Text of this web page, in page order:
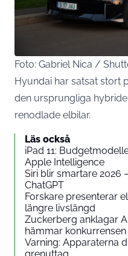
Foto: Gabriel Nica /
Hyundai har satsat stort
den ursprungliga
renodlade elbilar.
Läs också
iPad 11:
Apple Intelligence
Siri blir smartare 2026
ChatGPT
Forskare presenterar
längre livslängd
Zuckerberg anklagar
hämmar konkurrensen
Varning: Apparaterna